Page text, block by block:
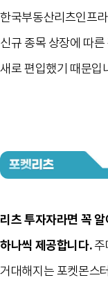
한국부동산리츠인프
신규 종목 상장에 따
새로 편입했기 때문입
리츠 투자자라면 꼭
하나씩 제공합니다.주
거대해지는 포켓몬스